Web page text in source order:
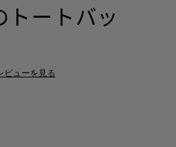
ートバッ
ビューを見る